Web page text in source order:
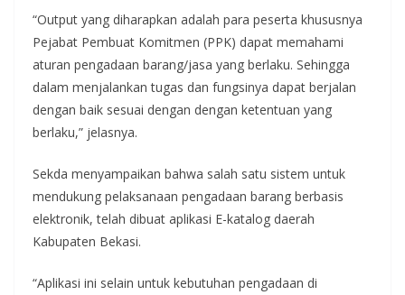
“Output yang diharapkan adalah para peserta khususnya
Pejabat Pembuat Komitmen (PPK) dapat memahami
aturan pengadaan barang/jasa yang berlaku. Sehingga
dalam menjalankan tugas dan fungsinya dapat berjalan
dengan baik sesuai dengan dengan ketentuan yang
berlaku,” jelasnya.
Sekda menyampaikan bahwa salah satu sistem untuk
mendukung pelaksanaan pengadaan barang berbasis
elektronik, telah dibuat aplikasi E-katalog daerah
Kabupaten Bekasi.
“Aplikasi ini selain untuk kebutuhan pengadaan di